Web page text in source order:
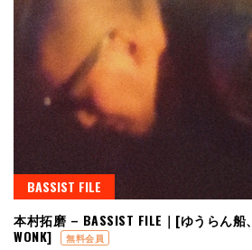
BASSIST FILE
本村拓磨 – BASSIST FILE｜[ゆうらん船
WONK]
無料会員